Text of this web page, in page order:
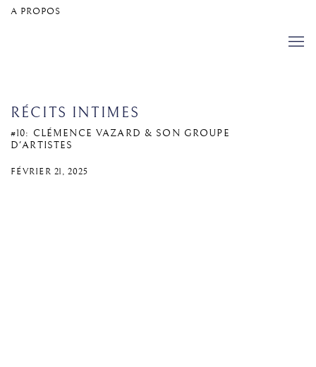
A PROPOS
RÉCITS INTIMES
#10: CLÉMENCE VAZARD & SON GROUPE
D'ARTISTES
FÉVRIER 21, 2025